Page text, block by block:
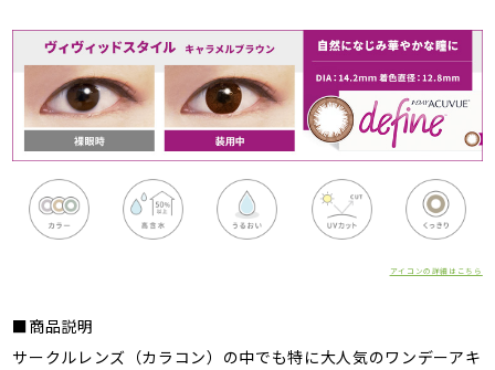
アイコンの詳細はこちら
■商品説明
サークルレンズ（カラコン）の中でも特に大人気のワンデーアキ